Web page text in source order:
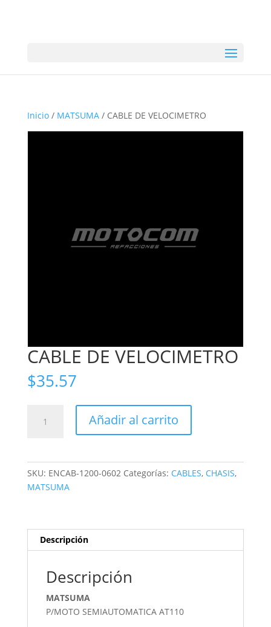
Inicio/ MATSUMA/ CABLE DE VELOCIMETRO
CABLE DE VELOCIMETRO
$35.57
Añadir al carrito
SKU: ENCAB-1200-0602 Categorías: CABLES, CHASIS,
MATSUMA
Descripción
Descripción
MATSUMA
P/MOTO SEMIAUTOMATICA AT110